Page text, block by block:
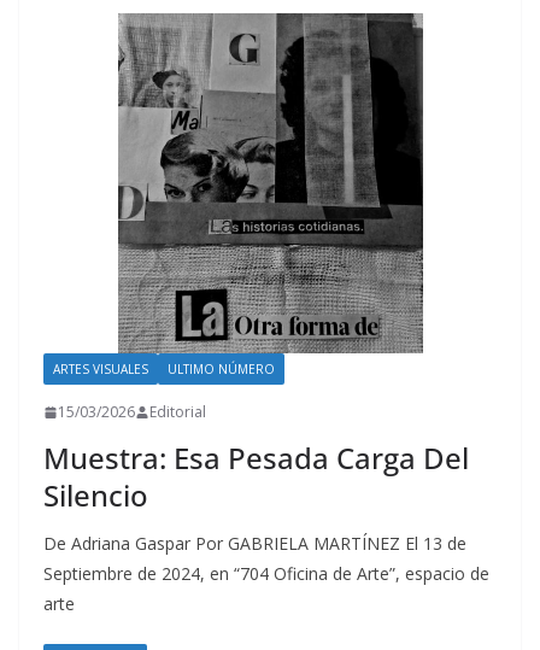
ARTES VISUALES ULTIMO NÚMERO
15/03/2026 Editorial
Muestra: Esa Pesada Carga Del
Silencio
De Adriana Gaspar Por GABRIELA MARTÍNEZ El 13 de
Septiembre de 2024, en “704 Oficina de Arte”, espacio de
arte